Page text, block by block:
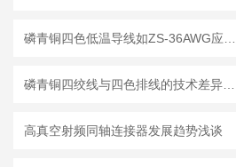
高真空射频同轴连接器发展趋势浅谈